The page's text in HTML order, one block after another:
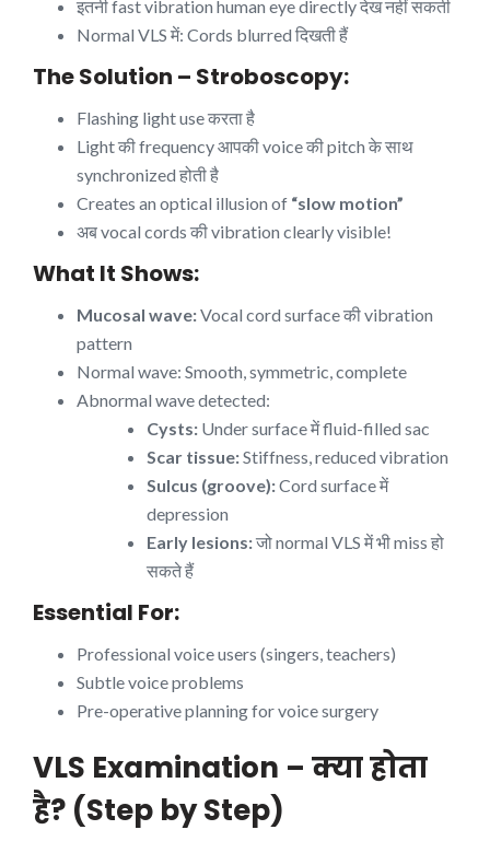
इतनी fast vibration human eye directly देख नहीं सकती
Normal VLS में: Cords blurred दिखती हैं
The Solution – Stroboscopy:
Flashing light use करता है
Light की frequency आपकी voice की pitch के साथ
synchronized होती है
Creates an optical illusion of “slow motion”
अब vocal cords की vibration clearly visible!
What It Shows:
Mucosal wave:Vocal cord surface की vibration
pattern
Normal wave: Smooth, symmetric, complete
Abnormal wave detected:
Cysts: Under surface में fluid-filled sac
Scar tissue:Stiffness, reduced vibration
Sulcus (groove):Cord surface में
depression
Early lesions:जो normal VLS में भी miss हो
सकते हैं
Essential For:
Professional voice users (singers, teachers)
Subtle voice problems
Pre-operative planning for voice surgery
VLS Examination – क्या होता
है? (Step by Step)